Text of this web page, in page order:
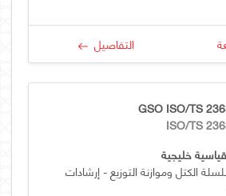
التفاصيل
GSO ISO/TS
ISO/TS
خليجية
الكتل وموازنة التوزيع - إرشادات